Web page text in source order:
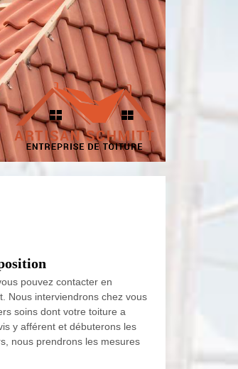
pouvez contacter en
Nous interviendrons chez vous
soins dont votre toiture a
y afférent et débuterons les
nous prendrons les mesures